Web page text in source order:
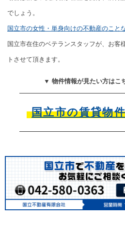
でしょう。
国立市の女性・単身向けの不動産のこと
国立市在住のベテランスタッフが、お客
トさせて頂きます。
▼ 物件情報が見たい方はこ
国立市の賃貸物